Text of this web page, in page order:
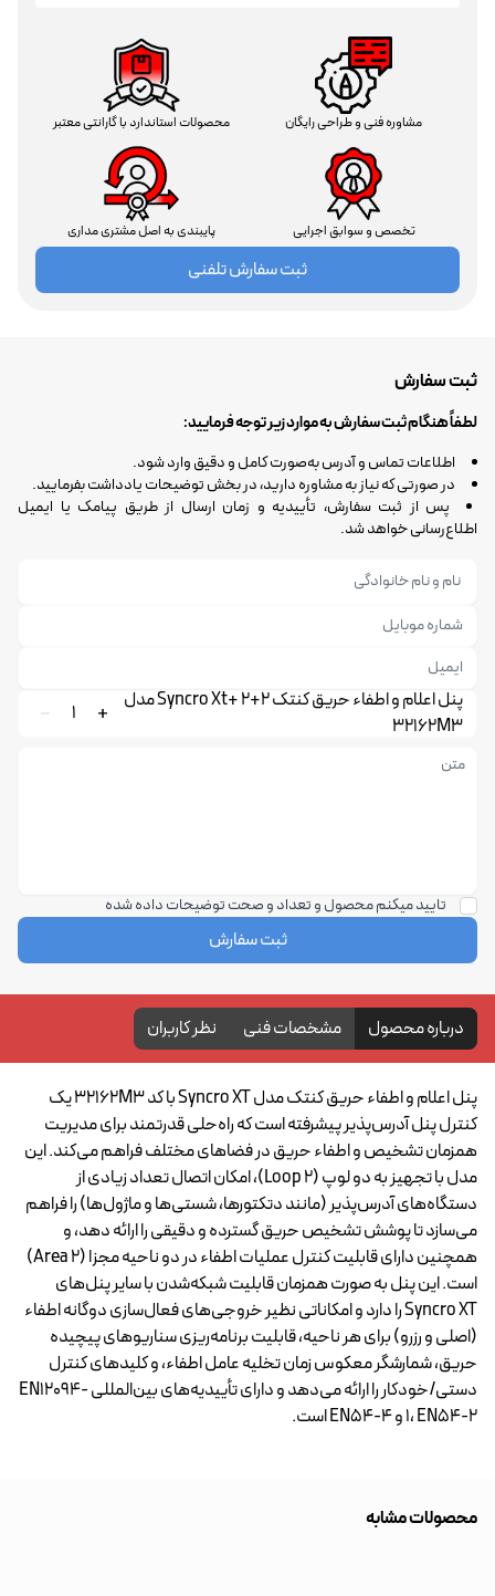
مشاوره فنی و طراحی رایگان محصولات استاندارد با گارانتی معتبر
تخصص و سوابق اجرایی پایبندی به اصل مشتری مداری
ثبت سفارش تلفنی
ثبت سفارش
لطفاً هنگام ثبت سفارش به موارد زیر توجه فرمایید:
اطلاعات تماس و آدرس به‌صورت کامل و دقیق وارد شود.
در صورتی که نیاز به مشاوره دارید، در بخش توضیحات یادداشت بفرمایید.
پس از ثبت سفارش، تأییدیه و زمان ارسال از طریق پیامک یا ایمیل
اطلاع‌رسانی خواهد شد.
پنل اعلام و اطفاء حریق کنتک 2+2 +Syncro Xt مدل
32162M3
1
تایید میکنم محصول و تعداد و صحت توضیحات داده شده
ثبت سفارش
درباره محصول مشخصات فنی نظر کاربران
پنل اعلام و اطفاء حریق کنتک مدل Syncro XT با کد 32162M3 یک
کنترل پنل آدرس‌پذیر پیشرفته است که راه‌حلی قدرتمند برای مدیریت
همزمان تشخیص و اطفاء حریق در فضاهای مختلف فراهم می‌کند. این
مدل با تجهیز به دو لوپ (2 Loop)، امکان اتصال تعداد زیادی از
دستگاه‌های آدرس‌پذیر (مانند دتکتورها، شستی‌ها و ماژول‌ها) را فراهم
می‌سازد تا پوشش تشخیص حریق گسترده و دقیقی را ارائه دهد، و
همچنین دارای قابلیت کنترل عملیات اطفاء در دو ناحیه مجزا (2 Area)
است. این پنل به صورت همزمان قابلیت شبکه‌شدن با سایر پنل‌های
Syncro XT را دارد و امکاناتی نظیر خروجی‌های فعال‌سازی دوگانه اطفاء
(اصلی و رزرو) برای هر ناحیه، قابلیت برنامه‌ریزی سناریوهای پیچیده
حریق، شمارشگر معکوس زمان تخلیه عامل اطفاء، و کلیدهای کنترل
دستی/خودکار را ارائه می‌دهد و دارای تأییدیه‌های بین‌المللی EN12094-
1، EN54-2 و EN54-4 است.
محصولات مشابه